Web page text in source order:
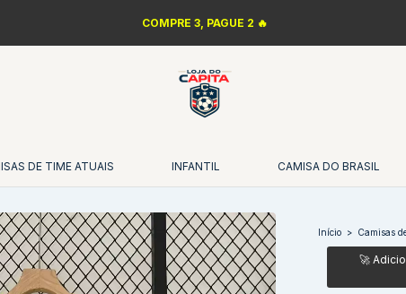
LANÇAMENTOS DA NBA 🏀
DE TIME ATUAIS INFANTIL CAMISA DO BRASIL
Início > Camisas